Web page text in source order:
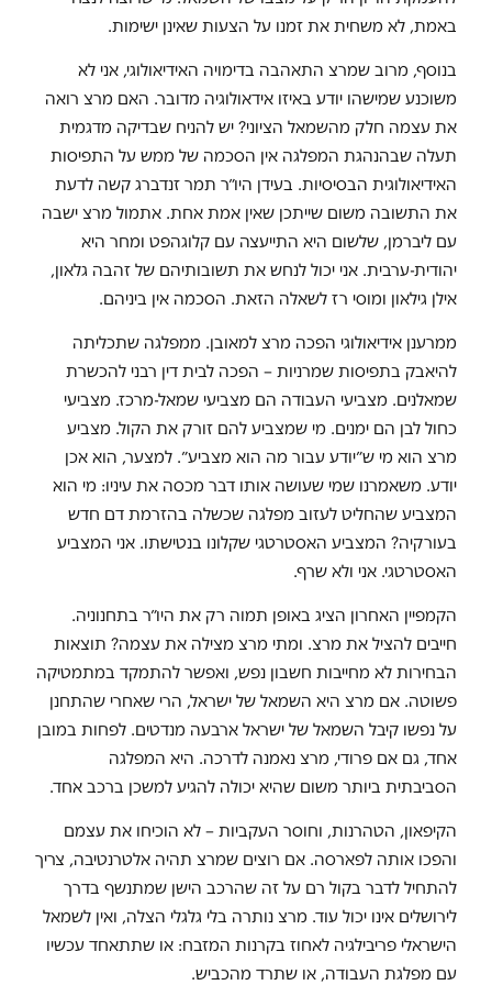
באמת, לא משחית את זמנו על הצעות שאינן ישימות.
בנוסף, מרוב שמרצ התאהבה בדימויה האידיאולוגי, אני לא
משוכנע שמישהו יודע באיזו אידאולוגיה מדובר. האם מרצ רואה
את עצמה חלק מהשמאל הציוני? יש להניח שבדיקה מדגמית
תעלה שבהנהגת המפלגה אין הסכמה של ממש על התפיסות
האידיאולוגית הבסיסיות. בעידן היו״ר תמר זנדברג קשה לדעת
את התשובה משום שייתכן שאין אמת אחת. אתמול מרצ ישבה
עם ליברמן, שלשום היא התייעצה עם קלוגהפט ומחר היא
יהודית-ערבית. אני יכול לנחש את תשובותיהם של זהבה גלאון,
אילן גילאון ומוסי רז לשאלה הזאת. הסכמה אין ביניהם.
ממרענן אידיאולוגי הפכה מרצ למאובן. ממפלגה שתכליתה
להיאבק בתפיסות שמרניות – הפכה לבית דין רבני להכשרת
שמאלנים. מצביעי העבודה הם מצביעי שמאל-מרכז. מצביעי
כחול לבן הם ימנים. מי שמצביע להם זורק את הקול. מצביע
מרצ הוא מי ש״יודע עבור מה הוא מצביע״. למצער, הוא אכן
יודע. משאמרנו שמי שעושה אותו דבר מכסה את עיניו: מי הוא
המצביע שהחליט לעזוב מפלגה שכשלה בהזרמת דם חדש
בעורקיה? המצביע האסטרטגי שקלונו בנטישתו. אני המצביע
האסטרטגי. אני ולא שרף.
הקמפיין האחרון הציג באופן תמוה רק את היו״ר בתחנוניה.
חייבים להציל את מרצ. ומתי מרצ מצילה את עצמה? תוצאות
הבחירות לא מחייבות חשבון נפש, ואפשר להתמקד במתמטיקה
פשוטה. אם מרצ היא השמאל של ישראל, הרי שאחרי שהתחנן
על נפשו קיבל השמאל של ישראל ארבעה מנדטים. לפחות במובן
אחד, גם אם פרודי, מרצ נאמנה לדרכה. היא המפלגה
הסביבתית ביותר משום שהיא יכולה להגיע למשכן ברכב אחד.
הקיפאון, הטהרנות, וחוסר העקביות – לא הוכיחו את עצמם
והפכו אותה לפארסה. אם רוצים שמרצ תהיה אלטרנטיבה, צריך
להתחיל לדבר בקול רם על זה שהרכב הישן שמתנשף בדרך
לירושלים אינו יכול עוד. מרצ נותרה בלי גלגלי הצלה, ואין לשמאל
הישראלי פריבילגיה לאחוז בקרנות המזבח: או שתתאחד עכשיו
עם מפלגת העבודה, או שתרד מהכביש.